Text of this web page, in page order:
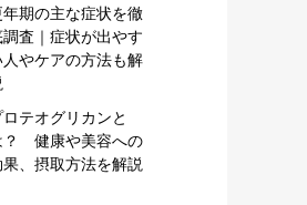
期の主な症状を徹
調査｜症状が出やす
人やケアの方法も解
ロテオグリカンと
？ 健康や美容への
、摂取方法を解説